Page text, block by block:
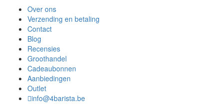
Over ons
Verzending en betaling
Contact
Blog
Recensies
Groothandel
Cadeaubonnen
Aanbiedingen
Outlet
info@4barista.be